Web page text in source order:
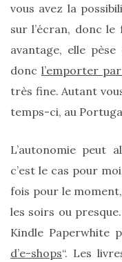
Auguste,
lequel
choisir
?
02/05/2026
CATÉGORIES
Beauté
(640)
Actualités
vous avez la
sur l’écran, donc le
avantage, elle
donc l’emporter
très fine. Autant
temps-ci, au
L’autonomie peut
c’est le cas pour
fois pour le
les soirs ou
Kindle Paperwhite
d’e-shops“. Les